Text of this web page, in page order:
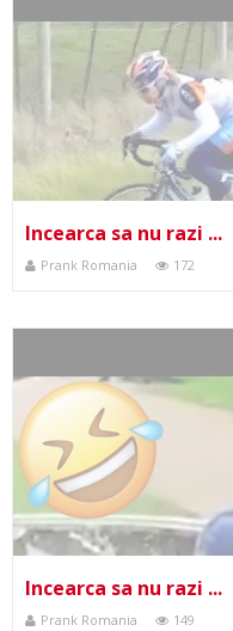
Incearca sa nu razi ...
Prank Romania 172
Incearca sa nu razi ...
Prank Romania 149